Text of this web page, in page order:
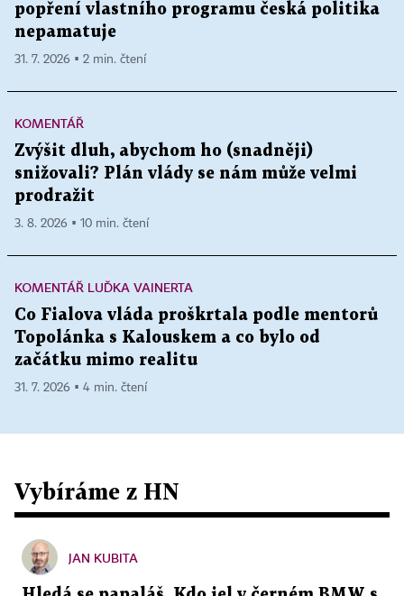
popření vlastního programu česká politika
nepamatuje
31. 7. 2026 ▪ 2 min. čtení
KOMENTÁŘ
Zvýšit dluh, abychom ho (snadněji)
snižovali? Plán vlády se nám může velmi
prodražit
3. 8. 2026 ▪ 10 min. čtení
KOMENTÁŘ LUĎKA VAINERTA
Co Fialova vláda proškrtala podle mentorů
Topolánka s Kalouskem a co bylo od
začátku mimo realitu
31. 7. 2026 ▪ 4 min. čtení
Vybíráme z HN
JAN KUBITA